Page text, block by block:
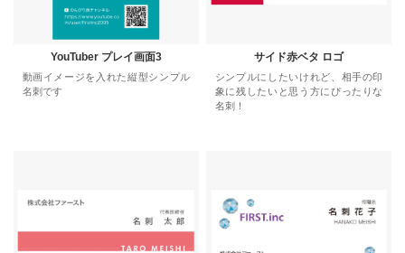
YouTuber プレイ画面3
動画イメージを入れた縦型シンプル
名刺です
サイド赤ベタ ロゴ
シンプルにしたいけれど、相手の印
象に残したいと思う方にぴったりな
名刺！